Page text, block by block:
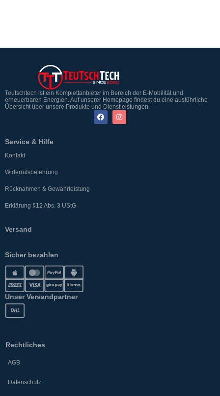
Teutschtech ist ein Komplettanbieter im Bereich der E-Mobilität und
erneuerbaren Energien. Auf unserer Homepage findest du eine ausführliche
Übersicht über unsere Produkte und Dienstleistungen.
Service & Hilfe
Kontakt
Widerrufsbelehrung
Rücknahmen & Gewährleistung
Erklärung §12 Abs. 3 UStG
Versand
Sicher bezahlen
Unser Versandpartner
Rechtliches
AGB
Datenschutz